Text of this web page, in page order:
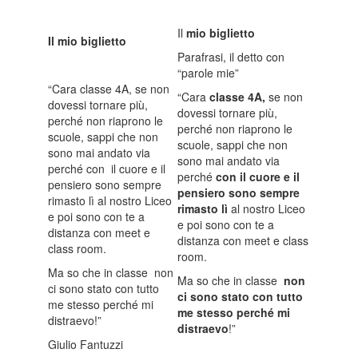
Il mio biglietto
“Cara classe 4A, se non
dovessi tornare più,
perché non riaprono le
scuole, sappi che non
sono mai andato via
perché con il cuore e il
pensiero sono sempre
rimasto lì al nostro Liceo
e poi sono con te a
distanza con meet e
class room.
Ma so che in classe non
ci sono stato con tutto
me stesso perché mi
distraevo!”
Giulio Fantuzzi
Il mio biglietto
Parafrasi, il detto con
“parole mie”
“Cara classe 4A, se non
dovessi tornare più,
perché non riaprono le
scuole, sappi che non
sono mai andato via
perché con il cuore e il
pensiero sono sempre
rimasto lì al nostro Liceo
e poi sono con te a
distanza con meet e class
room.
Ma so che in classe non
ci sono stato con tutto
me stesso perché mi
distraevo!”